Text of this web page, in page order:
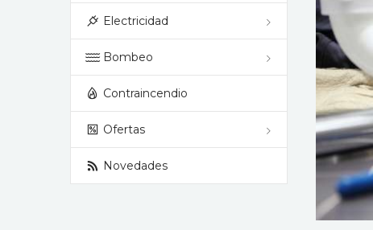
Electricidad
Bombeo
Contraincendio
Ofertas
Novedades
de Jardinería.